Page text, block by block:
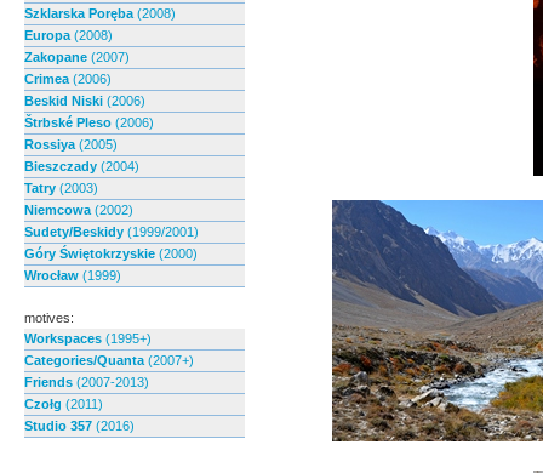
Szklarska Poręba (2008)
Europa (2008)
Zakopane (2007)
Crimea (2006)
Beskid Niski (2006)
Štrbské Pleso (2006)
Rossiya (2005)
Bieszczady (2004)
Tatry (2003)
Niemcowa (2002)
Sudety/Beskidy (1999/2001)
Góry Świętokrzyskie (2000)
Wrocław (1999)
motives:
Workspaces (1995+)
Categories/Quanta (2007+)
Friends (2007-2013)
Czołg (2011)
Studio 357 (2016)